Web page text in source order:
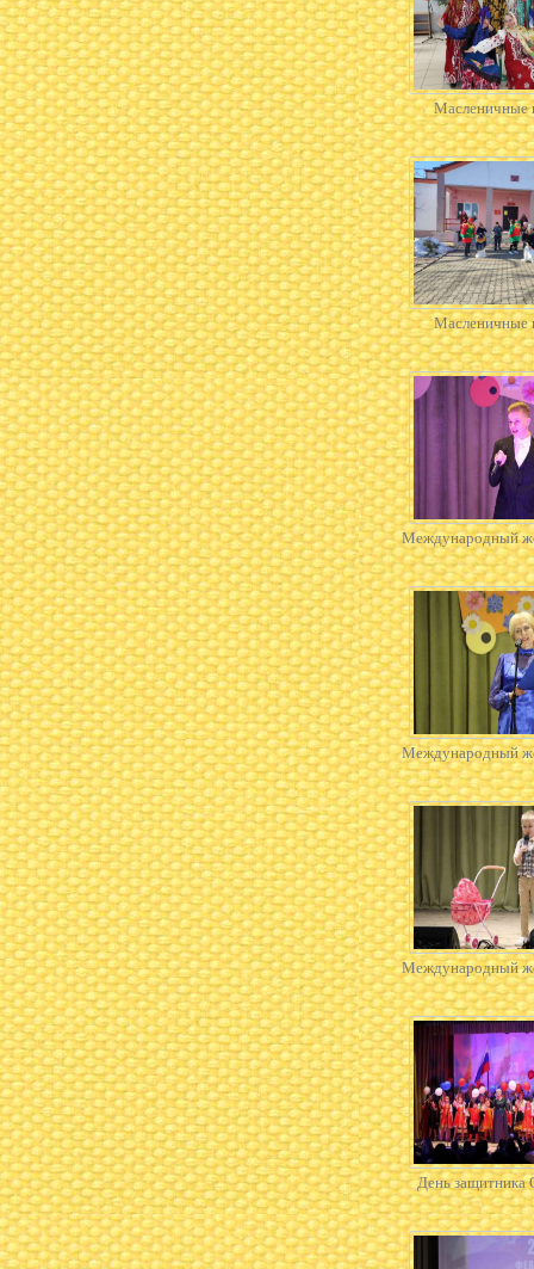
Масленичные
Масленичные
Международный
Международный
Международный
День защитника